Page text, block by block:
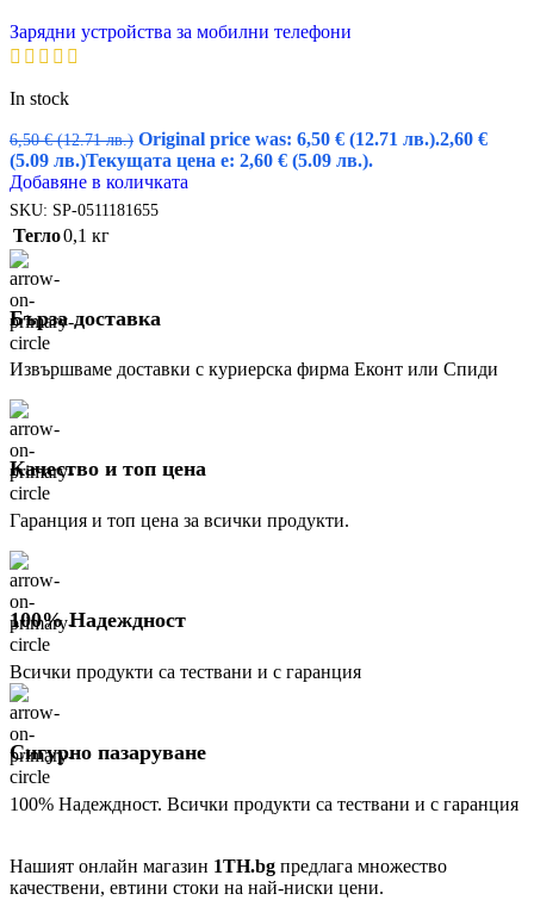
Зарядни устройства за мобилни телефони
In stock
6,50€ (12.71 лв.) Original price was: 6,50 € (12.71 лв.).2,60 €
(5.09 лв.)Текущата цена е: 2,60 € (5.09 лв.).
Добавяне в количката
SKU: SP-0511181655
Тегло0,1 кг
Бърза доставка
Извършваме доставки с куриерска фирма Еконт или Спиди
Качество и топ цена
Гаранция и топ цена за всички продукти.
100% Надеждност
Всички продукти са тествани и с гаранция
Сигурно пазаруване
100% Надеждност. Всички продукти са тествани и с гаранция
Нашият онлайн магазин 1TH.bg предлага множество
качествени, евтини стоки на най-ниски цени.